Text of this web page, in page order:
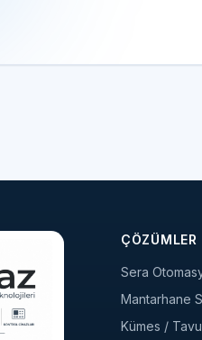
ÇÖZÜMLER
Sera
Mantarhane
Kümes /